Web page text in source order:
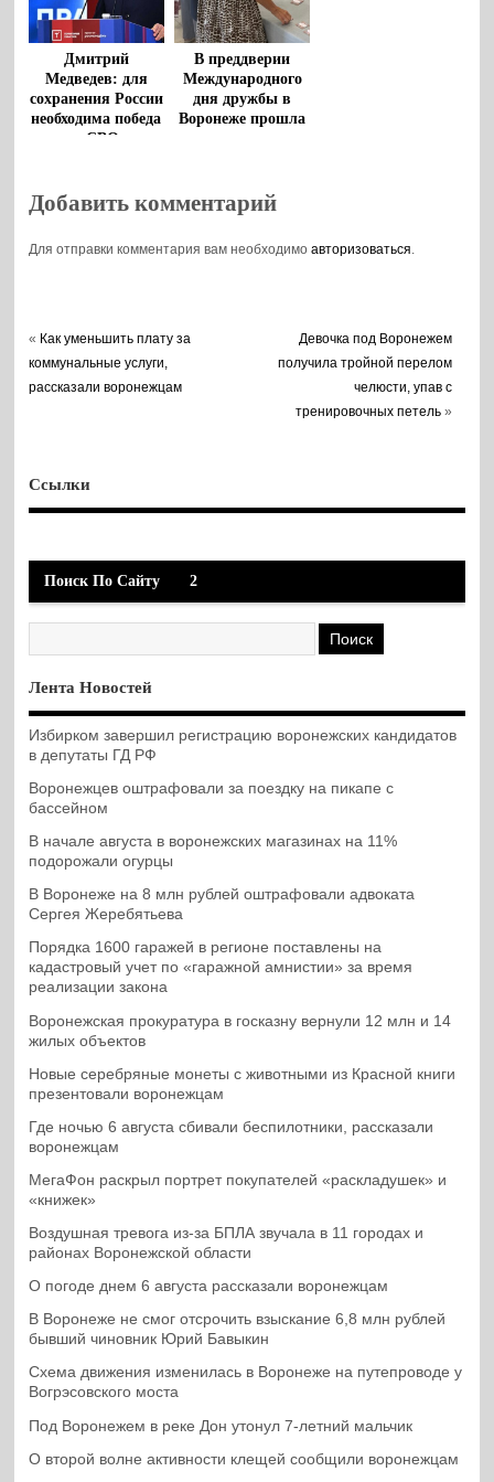
Дмитрий
Медведев: для
сохранения России
необходима победа
в СВО
В преддверии
Международного
дня дружбы в
Воронеже прошла
Добавить комментарий
Для отправки комментария вам необходимоавторизоваться
« Как уменьшить плату за
коммунальные услуги,
рассказали воронежцам
Девочка под Воронежем
получила тройной перелом
челюсти, упав с
тренировочных петель »
Ссылки
Поиск По Сайту 2
Лента Новостей
Избирком завершил регистрацию воронежских кандидатов
в депутаты ГД РФ
Воронежцев оштрафовали за поездку на пикапе с
бассейном
В начале августа в воронежских магазинах на 11%
подорожали огурцы
В Воронеже на 8 млн рублей оштрафовали адвоката
Сергея Жеребятьева
Порядка 1600 гаражей в регионе поставлены на
кадастровый учет по «гаражной амнистии» за время
реализации закона
Воронежская прокуратура в госказну вернули 12 млн и 14
жилых объектов
Новые серебряные монеты с животными из Красной книги
презентовали воронежцам
Где ночью 6 августа сбивали беспилотники, рассказали
воронежцам
МегаФон раскрыл портрет покупателей «раскладушек» и
«книжек»
Воздушная тревога из-за БПЛА звучала в 11 городах и
районах Воронежской области
О погоде днем 6 августа рассказали воронежцам
В Воронеже не смог отсрочить взыскание 6,8 млн рублей
бывший чиновник Юрий Бавыкин
Схема движения изменилась в Воронеже на путепроводе у
Вогрэсовского моста
Под Воронежем в реке Дон утонул 7-летний мальчик
О второй волне активности клещей сообщили воронежцам